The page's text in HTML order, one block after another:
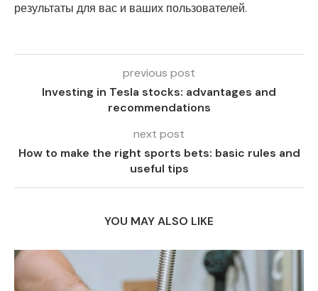
результаты для вас и ваших пользователей.
previous post
Investing in Tesla stocks: advantages and
recommendations
next post
How to make the right sports bets: basic rules and
useful tips
YOU MAY ALSO LIKE